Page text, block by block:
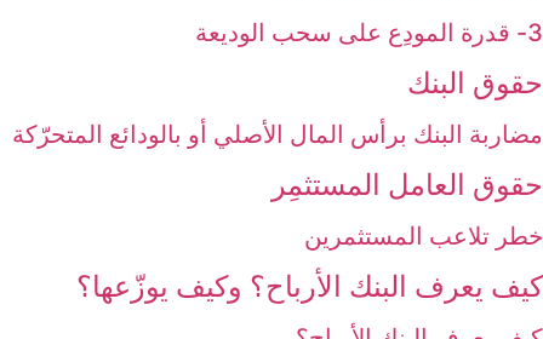
3- قدرة المودِع على سحب الوديعة
حقوق البنك
مضاربة البنك برأس المال الأصلي أو بالودائع المتحرّكة
حقوق العامل المستثمِر
خطر تلاعب المستثمرين
كيف يعرف البنك الأرباح؟ وكيف يوزّعها؟